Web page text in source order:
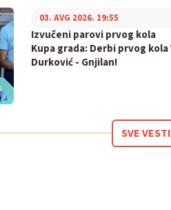
Izvučeni parovi prvog kola
Kupa grada: Derbi prvog kola
Durković - Gnjilan!
03. AVG 2026. 19:55
SVE